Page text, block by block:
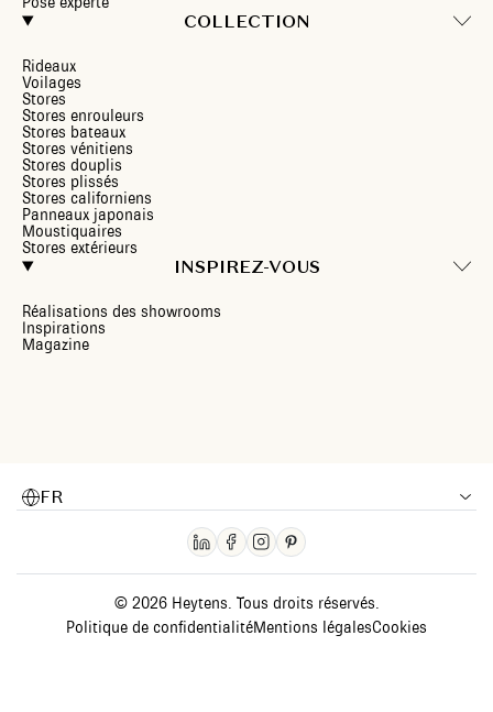
COLLECTION
Rideaux
Voilages
Stores
Stores enrouleurs
Stores bateaux
Stores vénitiens
Stores douplis
Stores plissés
Stores californiens
Panneaux japonais
Moustiquaires
Stores extérieurs
INSPIREZ-VOUS
Réalisations des showrooms
Inspirations
Magazine
FR
© 2026 Heytens. Tous droits réservés.
Politique de confidentialitéMentions légalesCookies